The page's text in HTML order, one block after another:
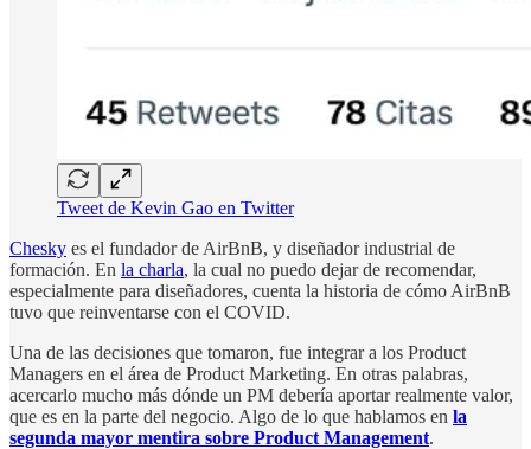
Tweet de Kevin Gao en Twitter
Chesky es el fundador de AirBnB, y diseñador industrial de
formación. En la charla, la cual no puedo dejar de recomendar,
especialmente para diseñadores, cuenta la historia de cómo AirBnB
tuvo que reinventarse con el COVID.
Una de las decisiones que tomaron, fue integrar a los Product
Managers en el área de Product Marketing. En otras palabras,
acercarlo mucho más dónde un PM debería aportar realmente valor,
que es en la parte del negocio. Algo de lo que hablamos en la
segunda mayor mentira sobre Product Management.